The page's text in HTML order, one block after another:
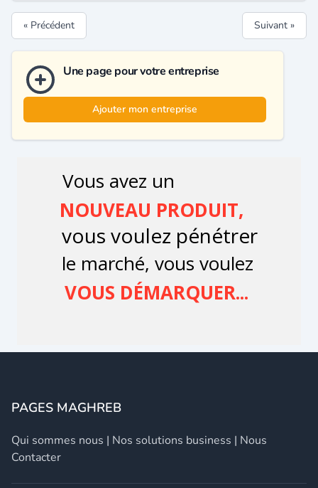
« Précédent Suivant »
Une page pour votre entreprise
Ajouter mon entreprise
PAGES MAGHREB
Qui sommes nous | Nos solutions business | Nous
Contacter